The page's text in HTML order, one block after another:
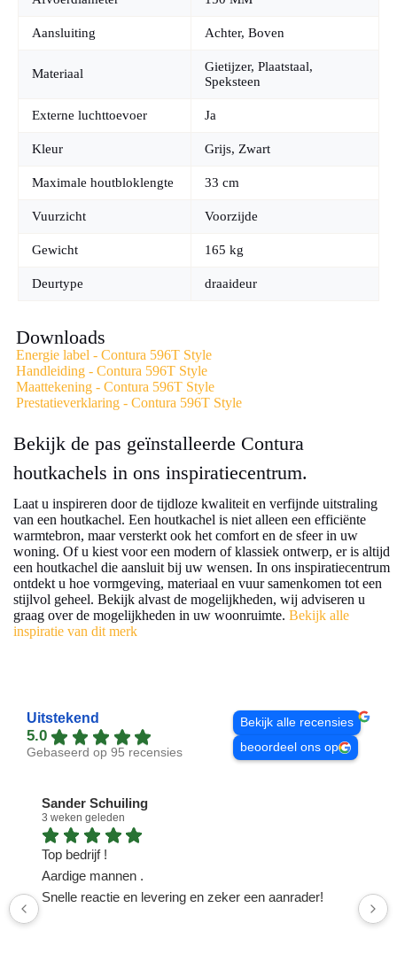
onafhankelijk adviserend orgaan met meer dan 20 jaar ervaring
in het plaatsen van rookkanalen en haarden.
Kom langs in onze showroom in Wageningen. Wij helpen u
uitvoering.
Aansluiting Achter, Boven
Materiaal
Gietijzer, Plaatstaal,
Speksteen
Externe luchttoevoer Ja
Kleur Grijs, Zwart
Maximale houtbloklengte 33 cm
Vuurzicht Voorzijde
Gewicht 165 kg
Deurtype draaideur
Downloads
Energie label - Contura 596T Style
Handleiding - Contura 596T Style
Maattekening - Contura 596T Style
Prestatieverklaring - Contura 596T Style
Bekijk de pas geïnstalleerde Contura
houtkachels in ons inspiratiecentrum.
Laat u inspireren door de tijdloze kwaliteit en verfijnde uitstraling
van een houtkachel. Een houtkachel is niet alleen een efficiënte
warmtebron, maar versterkt ook het comfort en de sfeer in uw
woning. Of u kiest voor een modern of klassiek ontwerp, er is altijd
een houtkachel die aansluit bij uw wensen. In ons inspiratiecentrum
ontdekt u hoe vormgeving, materiaal en vuur samenkomen tot een
stijlvol geheel. Bekijk alvast de mogelijkheden, wij adviseren u
graag over de mogelijkheden in uw woonruimte. Bekijk alle
inspiratie van dit merk
Uitstekend
5.0
Gebaseerd op 95 recensies
Bekijk alle recensies
beoordeel ons op
Sander Schuiling
3 weken geleden
Top bedrijf !
Aardige mannen .
Snelle reactie en levering en zeker een aanrader!